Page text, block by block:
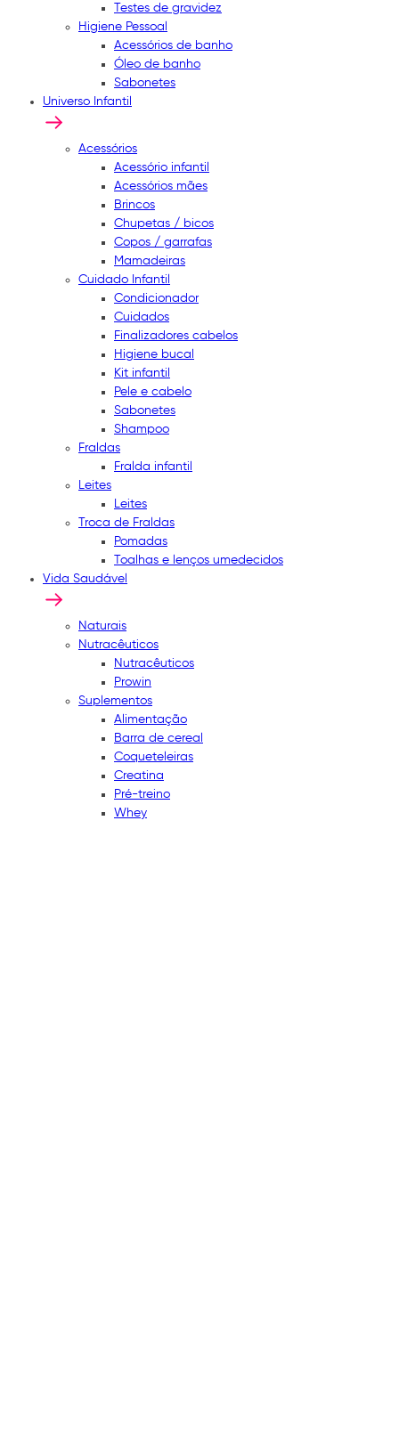
Testes de gravidez
Higiene Pessoal
Acessórios de banho
Óleo de banho
Sabonetes
Universo Infantil
Acessórios
Acessório infantil
Acessórios mães
Brincos
Chupetas / bicos
Copos / garrafas
Mamadeiras
Cuidado Infantil
Condicionador
Cuidados
Finalizadores cabelos
Higiene bucal
Kit infantil
Pele e cabelo
Sabonetes
Shampoo
Fraldas
Fralda infantil
Leites
Leites
Troca de Fraldas
Pomadas
Toalhas e lenços umedecidos
Vida Saudável
Naturais
Nutracêuticos
Nutracêuticos
Prowin
Suplementos
Alimentação
Barra de cereal
Coqueteleiras
Creatina
Pré-treino
Whey